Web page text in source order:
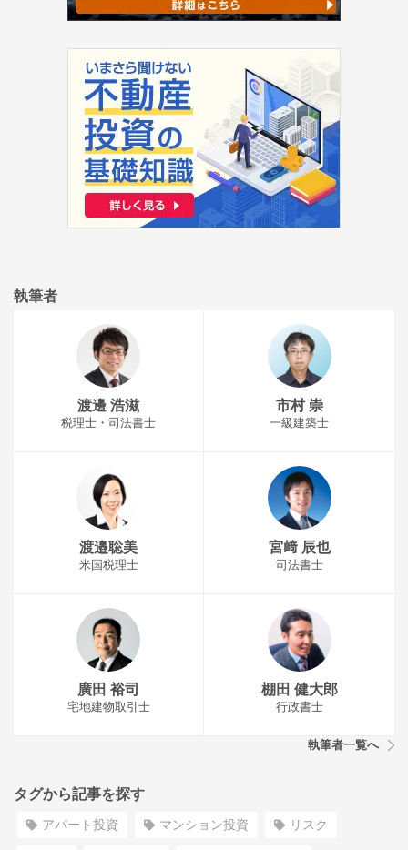
執筆者
渡邊 浩滋
税理士・司法書士
市村 崇
一級建築士
渡邉聡美
米国税理士
宮﨑 辰也
司法書士
廣田 裕司
宅地建物取引士
棚田 健大郎
行政書士
執筆者一覧へ
タグから記事を探す
アパート投資 マンション投資 リスク